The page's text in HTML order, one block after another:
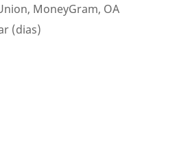
MoneyGram, OA
(dias)